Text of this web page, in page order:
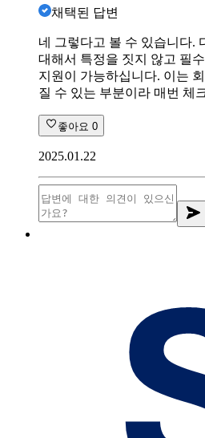
채택된 답변
네 그렇다고 볼 수 있습니다.
대해서 특정을 짓지 않고 필
지원이 가능하십니다. 이는
질 수 있는 부분이라 매번 체
좋아요 0
2025.01.22